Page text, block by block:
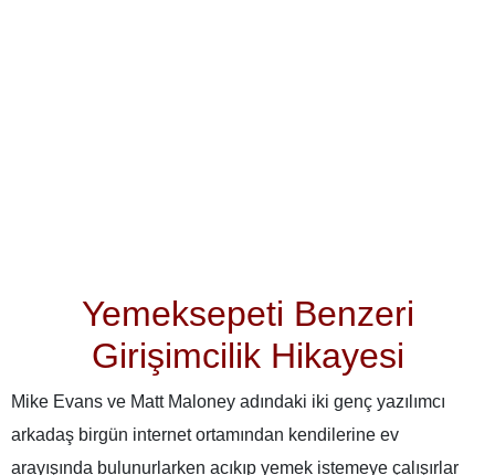
Yemeksepeti Benzeri
Girişimcilik Hikayesi
Mike Evans ve Matt Maloney adındaki iki genç yazılımcı
arkadaş birgün internet ortamından kendilerine ev
arayışında bulunurlarken acıkıp yemek istemeye çalışırlar